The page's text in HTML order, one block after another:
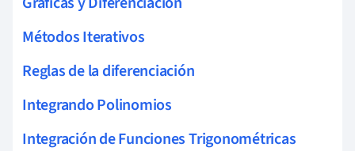
Métodos Iterativos
Reglas de la diferenciación
Integrando Polinomios
Integración de Funciones Trigonométricas